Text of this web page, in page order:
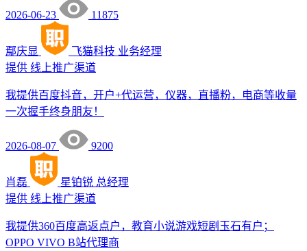
2026-06-23 11875
鄢庆显 飞猫科技 业务经理
提供 线上推广渠道
我提供百度抖音，开户+代运营，仪器，直播粉，电商等收量
一次握手终身朋友！
2026-08-07 9200
肖磊 星铂锐 总经理
提供 线上推广渠道
我提供360百度高返点户，教育小说游戏短剧玉石有户；
OPPO VIVO B站代理商